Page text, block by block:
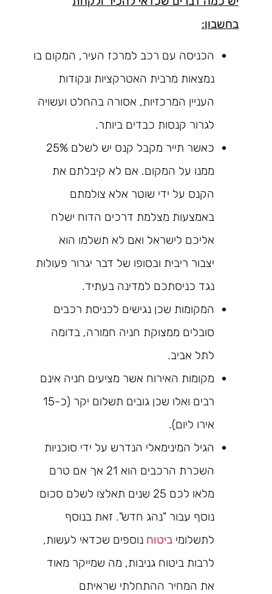
בחשבון:
הכניסה עם רכב למרכז העיר, המקום בו
נמצאות מרבית האטרקציות ונקודות
העניין המרכזיות, אסורה בהחלט ועשויה
לגרור קנסות כבדים ביותר.
כאשר תייר מקבל קנס יש לשלם 25%
ממנו על המקום. אם לא קיבלתם את
הקנס על ידי שוטר אלא צולמתם
באמצעות מצלמת דרכים הדוח ישלח
אליכם לישראל ואם לא תשלמו הוא
יצבור ריבית ובסופו של דבר יגרור פעולות
נגד כניסתכם למדינה בעתיד.
המקומות שכן נגישים לכניסת רכבים
סובלים ממצוקת חניה חמורה, בדומה
לתל אביב.
מקומות האירוח אשר מציעים חניה אינם
רבים ואלו שכן גובים תשלום יקר (כ-15
אירו ליום).
הגיל המינימאלי הנדרש על ידי סוכניות
השכרת הרכבים הוא 21 אך אם טרם
מלאו לכם 25 שנים תאלצו לשלם סכום
נוסף עבור "נהג חדש". זאת בנוסף
לתשלומי ביטוח נוספים שכדאי לעשות,
לרבות ביטוח גניבות, מה שמייקר מאוד
את המחיר ההתחלתי שראיתם